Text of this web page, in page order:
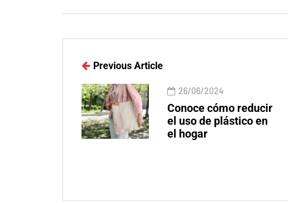
Previous Article
26/06/2024
Conoce cómo reducir
el uso de plástico en
el hogar